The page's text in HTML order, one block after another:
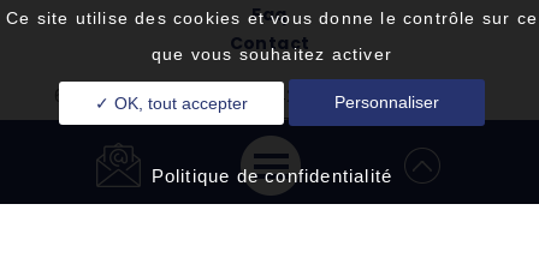
Faq
Contact
67 Avenue de Gravelle - 94220 Charenton-le-Pont
Tél. : 06 52 79 37 94
Ce site utilise des cookies et vous donne le contrôle sur ce
que vous souhaitez activer
✓ OK, tout accepter Personnaliser
Politique de confidentialité